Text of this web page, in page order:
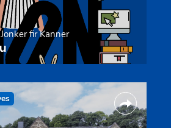
fir Kanner